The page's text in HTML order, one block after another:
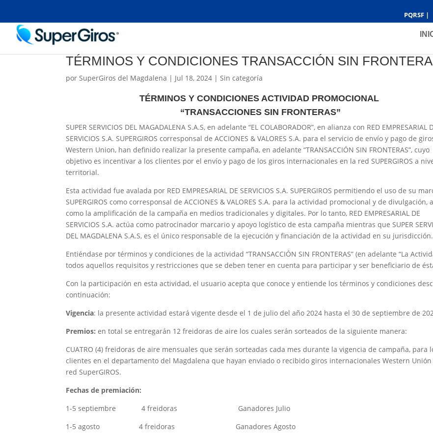
PQRSF |
TÉRMINOS Y CONDICIONES TRANSACCIÓN SIN
porSuperGiros del Magdalena | Jul 18, 2024 |Sin categoría
TÉRMINOS Y CONDICIONES ACTIVIDAD PROMOCIONAL
“TRANSACCIONES SIN FRONTERAS”
SUPER SERVICIOS DEL MAGADALENA S.A.S, en adelante “EL COLABORADOR”, en alianza con RED EMPRESARIAL
SERVICIOS S.A. SUPERGIROS corresponsal de ACCIONES & VALORES S.A. para el servicio de envío y pago de
Western Union, han definido realizar la presente campaña, en adelante “TRANSACCIÓN SIN FRONTERAS”, cuyo
objetivo es incentivar a los clientes por el envío y pago de los giros internacionales en la red SUPERGIROS a
territorial.
Esta actividad fue avalada por RED EMPRESARIAL DE SERVICIOS S.A. SUPERGIROS permitiendo el uso de su
SUPERGIROS como corresponsal de ACCIONES & VALORES S.A. para la actividad promocional y de divulgación,
como la amplificación de la campaña en medios tradicionales y digitales. Por lo tanto, RED EMPRESARIAL DE
SERVICIOS S.A. actúa como patrocinador marcario y apoyo logístico de esta campaña mientras que SUPER
DEL MAGDALENA S.A.S, es el único responsable de la ejecución y financiación de la actividad en su jurisdicción.
Entiéndase por términos y condiciones de la actividad “TRANSACCIÓN SIN FRONTERAS” (en adelante “La
todos aquellos requisitos y restricciones que se deben tener en cuenta para participar y ser beneficiario de
Con la participación en esta actividad, el usuario acepta que conoce y entiende los términos y condiciones
continuación:
Vigencia: la presente actividad estará vigente desde el 1 de julio del año 2024 hasta el 30 de septiembre de
Premios: en total se entregarán 12 freidoras de aire los cuales serán sorteados de la siguiente manera:
CUATRO (4) freidoras de aire mensuales que serán sorteadas cada mes durante la vigencia de campaña, para
clientes en el departamento del Magdalena que hayan enviado o recibido giros internacionales Western
red SuperGIROS.
Fechas de premiación:
1-5 septiembre 4 freidoras Ganadores Julio
1-5 agosto 4 freidoras Ganadores Agosto